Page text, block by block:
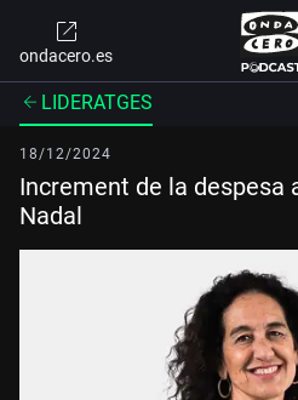
ondacero.es
LIDERATGES
18/12/2024
Increment de la despesa
Nadal